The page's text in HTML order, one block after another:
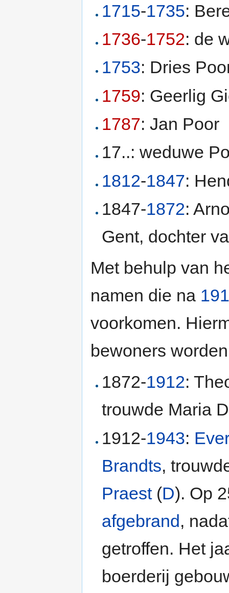
1715-1735:
1736-1752: de
1753: Dries
1759: Geerlig
1787: Jan Poor
17..: weduwe
1812-1847:
1847-1872:
Gent, dochter
Met behulp van
namen die na
voorkomen.
bewoners
1872-1912:
trouwde Maria
1912-1943:
Brandts,
Praest(D). Op
afgebrand,
getroffen. Het
boerderij